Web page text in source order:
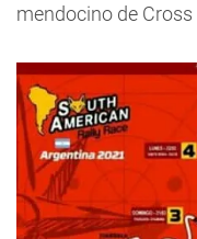
mendocino de Cross